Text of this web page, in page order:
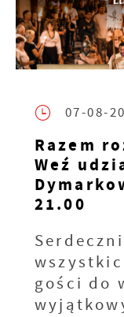
07-08-
Razem
Weź
21.00
gości do